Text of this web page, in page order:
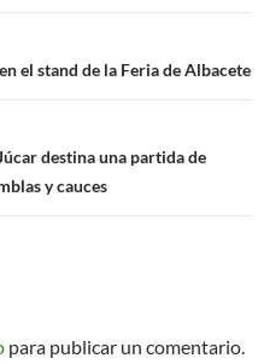
el stand de la Feria de Albacete
destina una partida de
y cauces
para publicar un comentario.